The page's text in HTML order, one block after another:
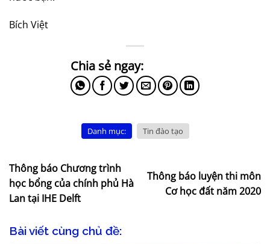
Bích Việt
Danh mục: Tin đào tạo
Thông báo Chương trình
học bổng của chính phủ Hà
Lan tại IHE Delft
Thông báo luyện thi môn
Cơ học đất năm 2020
Bài viết cùng chủ đề: